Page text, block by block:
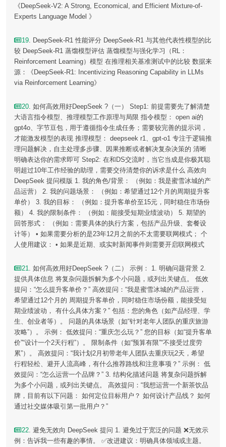
《DeepSeek-V2: A Strong, Economical, and Efficient Mixture-of-
Experts Language Model 》
19. DeepSeek-R1 性能评分 DeepSeek-R1 与其他代表性模型的比
较 DeepSeek-R1 蒸馏模型评估 蒸馏模型与强化学习（RL：
Reinforcement Learning）模型 在推理相关基准测试中的比较 数据来
源：《DeepSeek-R1: Incentivizing Reasoning Capability in LLMs
via Reinforcement Learning》
20. 如何高效用好DeepSeek ?（一） Step1: 前提需要先了解清楚
大语言指令模型、推理模型工作原理与局限 指令模型： open ai的
gpt4o、字节豆包，用于遵循指令生成任务；需要较完善的提示词，
才能激发模型的表现 推理模型： deepseek r1、gpt-o1 专注于逻辑推
理问题解决，自主处理多步骤、因果推断或者解决复杂决策的 清晰
明确表达你的需求即可 Step2: 在和DS交流时，当它当成是你极其聪
明超过10年工作经验的助理，需要交待清楚你的诉求是什么 高效向
DeepSeek 提问模版 1. 我的角色/背景： （例如：我是蜜雪冰城的产
品运营） 2. 我的问题场景： （例如：希望通过12个月的周期提升客
单价） 3. 我的目标： （例如：提升客单价至15元，同时稳住市场份
额） 4. 我的限制条件： （例如：能接受短期业绩波动） 5. 期望的
回答形式： （例如：需要具体的执行方案，包括产品升级、套餐设
计等） • 如果需要分析的是23年12月之前的不太需要联网模式； 个
人使用建议： • 如果是近期、或实时新闻事件则需要开启联网模式
21. 如何高效用好DeepSeek ?（二） 示例： 1. 明确问题背景 2.
提供具体信息 将复杂问题拆解为多个小问题，或列出关键点。 低效
提问：“怎么提升客单价？” 高效提问：“我是蜜雪冰城的产品运营，
希望通过12个月的 周期提升客单价，同时稳住市场份额，能接受短
期业绩波动， 有什么具体方案？” 包括：您的角色（如产品经理、学
生、创业者等）。 问题的具体场景（如“针对老年人团队的重庆旅游
攻略”）。 示例： 低效提问：“重庆怎么玩？” 您的目标（如“提升客单
价”“设计一个2天行程”）。 限制条件（如“预算有限”“不接受过度劳
累”）。 高效提问：“我计划2月初带老年人团队去重庆玩2天，希望
行程轻松、避开人流高峰，有什么推荐路线和注意事项？” 示例： 低
效提问：“怎么运营一个品牌？” 3. 结构化描述问题 将复杂问题拆解
为多个小问题，或列出关键点。 高效提问：“我想运营一个新茶饮品
牌，目前有以下问题： 如何定位目标用户？ 如何设计产品线？ 如何
通过社交媒体吸引第一批用户？”
22. 避免无效向 DeepSeek 提问 1. 避免过于宽泛的问题 ❌无效示
例：告诉我一些有趣的事情。 ✅改进建议：明确具体领域或主题。